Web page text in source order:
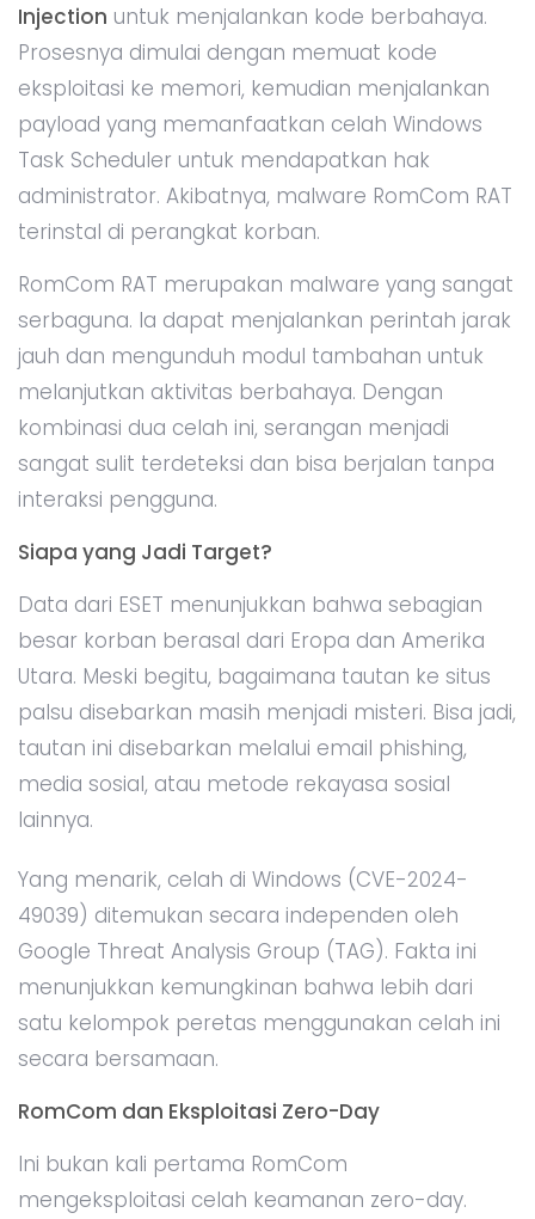
Injection untuk menjalankan kode berbahaya.
Prosesnya dimulai dengan memuat kode
eksploitasi ke memori, kemudian menjalankan
payload yang memanfaatkan celah Windows
Task Scheduler untuk mendapatkan hak
administrator. Akibatnya, malware RomCom RAT
terinstal di perangkat korban.
RomCom RAT merupakan malware yang sangat
serbaguna. Ia dapat menjalankan perintah jarak
jauh dan mengunduh modul tambahan untuk
melanjutkan aktivitas berbahaya. Dengan
kombinasi dua celah ini, serangan menjadi
sangat sulit terdeteksi dan bisa berjalan tanpa
interaksi pengguna.
Siapa yang Jadi Target?
Data dari ESET menunjukkan bahwa sebagian
besar korban berasal dari Eropa dan Amerika
Utara. Meski begitu, bagaimana tautan ke situs
palsu disebarkan masih menjadi misteri. Bisa jadi,
tautan ini disebarkan melalui email phishing,
media sosial, atau metode rekayasa sosial
lainnya.
Yang menarik, celah di Windows (CVE-2024-
49039) ditemukan secara independen oleh
Google Threat Analysis Group (TAG). Fakta ini
menunjukkan kemungkinan bahwa lebih dari
satu kelompok peretas menggunakan celah ini
secara bersamaan.
RomCom dan Eksploitasi Zero-Day
Ini bukan kali pertama RomCom
mengeksploitasi celah keamanan zero-day.